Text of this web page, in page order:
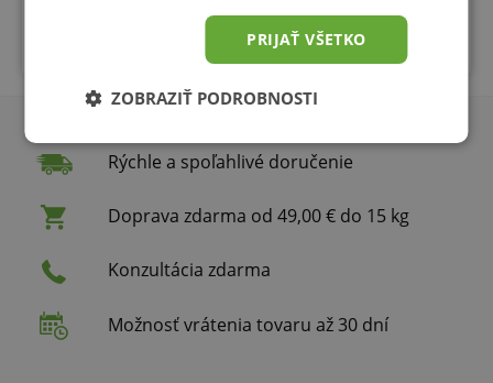
Pylontech
Rýchle a spoľahlivé doručenie
Doprava zdarma od 49,00 € do 15 kg
Konzultácia zdarma
Možnosť vrátenia tovaru až 30 dní
PRIJAŤ VŠETKO
ZOBRAZIŤ PODROBNOSTI